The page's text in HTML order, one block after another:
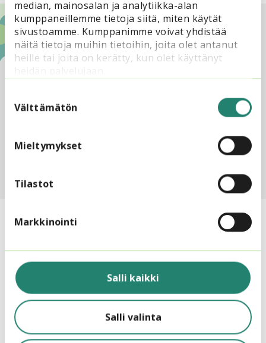
median, mainosalan ja analytiikka-alan
kumppaneillemme tietoja siitä, miten käytät
sivustoamme. Kumppanimme voivat yhdistää
näitä tietoja muihin tietoihin, joita olet antanut
heille tai joita on kerätty, kun olet käyttänyt
valinta
Välttämätön
Mieltymykset
Tilastot
Markkinointi
Salli kaikki
Salli valinta
Lisätietoja
Heidi Ristolainen
Asiantuntija, Opintokeskus